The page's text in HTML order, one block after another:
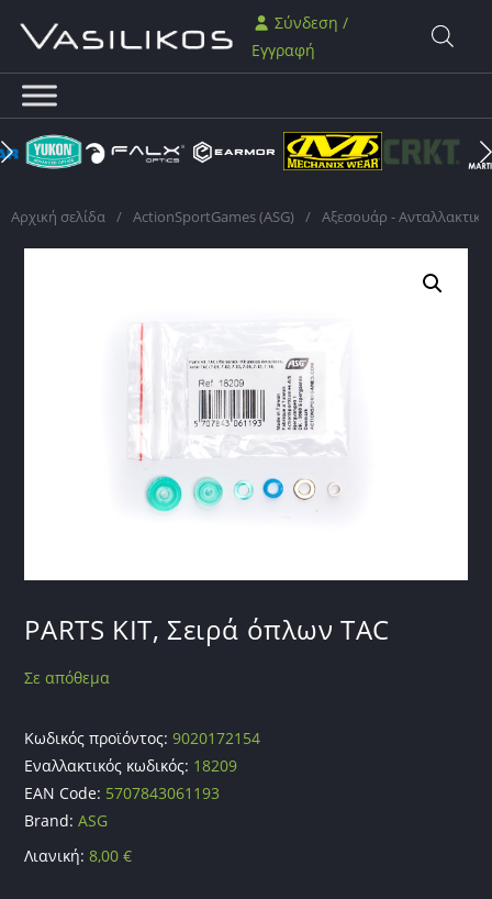
Σύνδεση /
Εγγραφή
Αρχική σελίδα / ActionSportGames (ASG) / Αξεσουάρ - Ανταλλακτικά
PARTS KIT, Σειρά όπλων TAC
Σε απόθεμα
Κωδικός προϊόντος:9020172154
Εναλλακτικός κωδικός: 18209
EAN Code: 5707843061193
Brand:ASG
Λιανική:8,00€